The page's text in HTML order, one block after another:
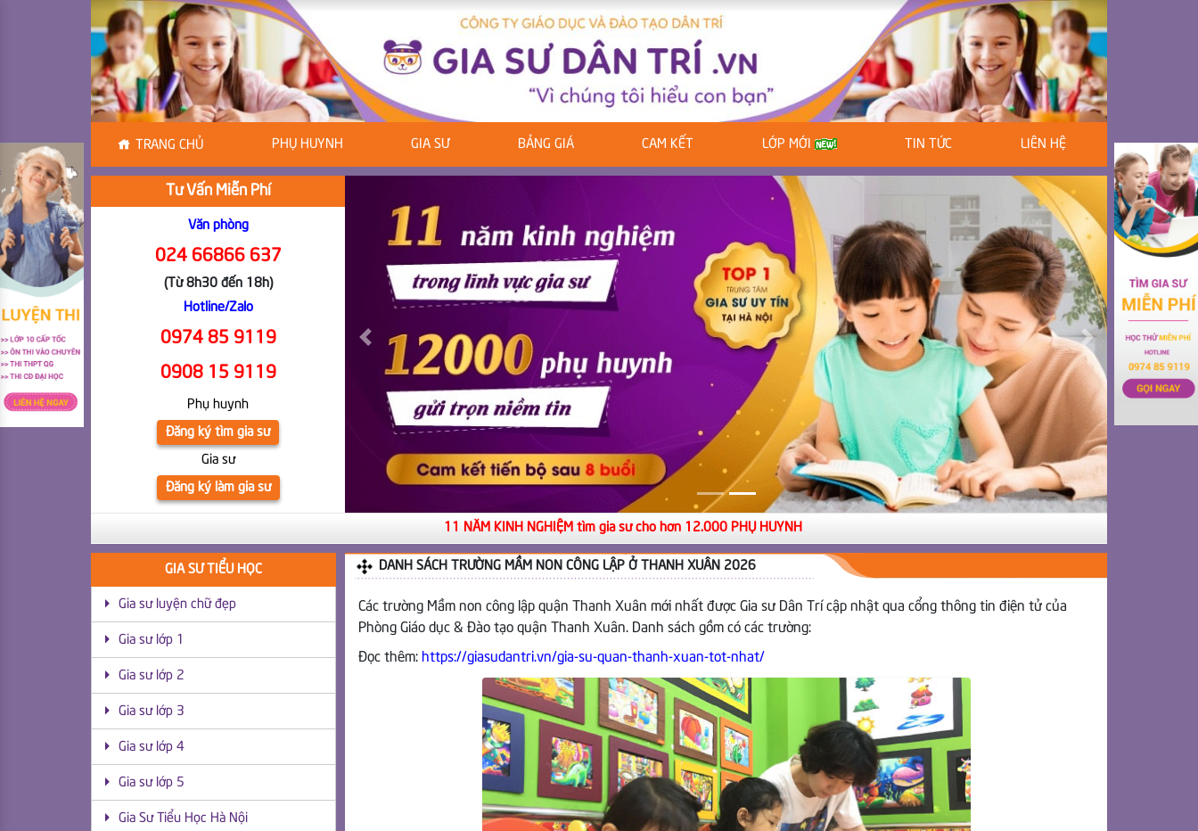
TRANG CHỦ PHỤ HUYNH GIA SƯ BẢNG GIÁ CAM KẾT LỚP MỚI TIN TỨC LIÊN HỆ
Tư Vấn Miễn Phí
Văn phòng
024 66866 637
(Từ 8h30 đến 18h)
Hotline/Zalo
0974 85 9119
0908 15 9119
Phụ huynh
Đăng ký tìm gia sư
Gia sư
Đăng ký làm gia sư
Previous Next
11 NĂM KINH NGHIỆM tìm gia sư cho hơn 12.000 PHỤ HUYNH
DANH SÁCH TRƯỜNG MẦM NON CÔNG LẬP Ở THANH XUÂN 2026
Các trường Mầm non công lập quận Thanh Xuân mới nhất được Gia sư Dân Trí cập nhật qua cổng thông tin điện tử của
Phòng Giáo dục & Đào tạo quận Thanh Xuân. Danh sách gồm có các trường:
Đọc thêm: https://giasudantri.vn/gia-su-quan-thanh-xuan-tot-nhat/
GIA SƯ TIỂU HỌC
Gia sư luyện chữ đẹp
Gia sư lớp 1
Gia sư lớp 2
Gia sư lớp 3
Gia sư lớp 4
Gia sư lớp 5
Gia Sư Tiểu Học Hà Nội